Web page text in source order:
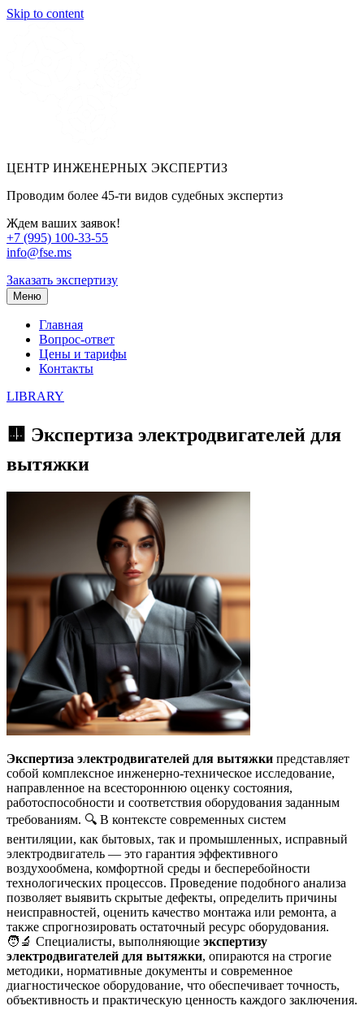
Skip to content
ЦЕНТР ИНЖЕНЕРНЫХ ЭКСПЕРТИЗ
Проводим более 45-ти видов судебных экспертиз
Ждем ваших заявок!
+7 (995) 100-33-55
info@fse.ms
Заказать экспертизу
Меню
Главная
Вопрос-ответ
Цены и тарифы
Контакты
LIBRARY
🟨 Экспертиза электродвигателей для
вытяжки
Экспертиза электродвигателей для вытяжки представляет
собой комплексное инженерно-техническое исследование,
направленное на всестороннюю оценку состояния,
работоспособности и соответствия оборудования заданным
требованиям. 🔍 В контексте современных систем
вентиляции, как бытовых, так и промышленных, исправный
электродвигатель — это гарантия эффективного
воздухообмена, комфортной среды и бесперебойности
технологических процессов. Проведение подобного анализа
позволяет выявить скрытые дефекты, определить причины
неисправностей, оценить качество монтажа или ремонта, а
также спрогнозировать остаточный ресурс оборудования.
🧑‍🔬 Специалисты, выполняющие экспертизу
электродвигателей для вытяжки, опираются на строгие
методики, нормативные документы и современное
диагностическое оборудование, что обеспечивает точность,
объективность и практическую ценность каждого заключения.